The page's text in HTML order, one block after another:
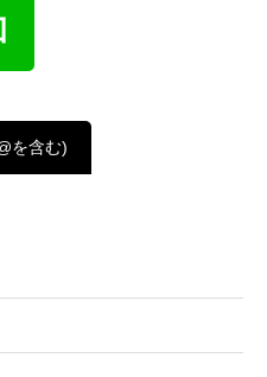
を含む)